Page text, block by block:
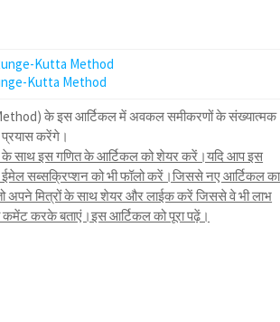
Kutta Method
के इस आर्टिकल में अवकल समीकरणों के संख्यात्मक
करेंगे।
के साथ इस गणित के आर्टिकल को शेयर करें।यदि आप इस
ईमेल सब्सक्रिप्शन को भी फॉलो करें।जिससे नए आर्टिकल का
मित्रों के साथ शेयर और लाईक करें जिससे वे भी लाभ
कमेंट करके बताएं।इस आर्टिकल को पूरा पढ़ें।